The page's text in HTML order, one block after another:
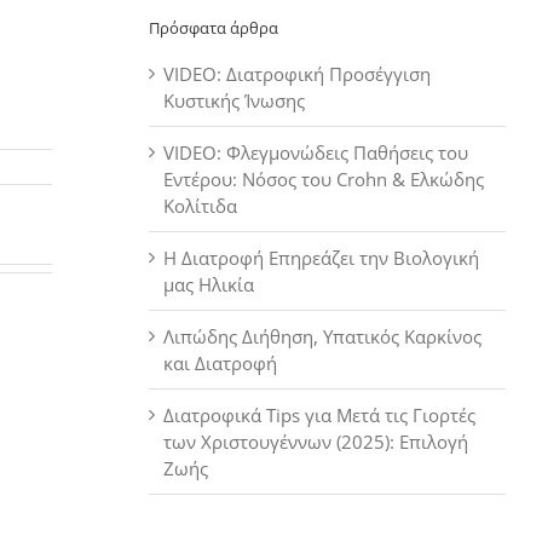
Πρόσφατα άρθρα
VIDEO: Διατροφική Προσέγγιση
Κυστικής Ίνωσης
VIDEO: Φλεγμονώδεις Παθήσεις του
Εντέρου: Νόσος του Crohn & Ελκώδης
Κολίτιδα
Η Διατροφή Επηρεάζει την Βιολογική
μας Ηλικία
Λιπώδης Διήθηση, Υπατικός Καρκίνος
και Διατροφή
Διατροφικά Tips για Μετά τις Γιορτές
των Χριστουγέννων (2025): Επιλογή
Ζωής